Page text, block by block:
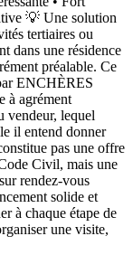
💡 Une solution
tertiaires ou
dans une résidence
préalable. Ce
ENCHÈRES
à agrément
vendeur, lequel
il entend donner
pas une offre
Civil, mais une
rendez-vous
solide et
à chaque étape de
une visite,